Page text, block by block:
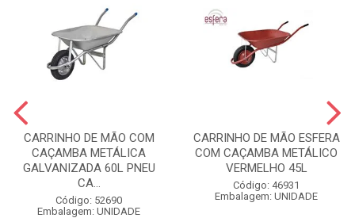
CARRINHO DE MÃO COM
CAÇAMBA METÁLICA
GALVANIZADA 60L PNEU
CA...
Código: 52690
Embalagem: UNIDADE
CARRINHO DE MÃO ESFERA
COM CAÇAMBA METÁLICO
VERMELHO 45L
Código: 46931
Embalagem: UNIDADE